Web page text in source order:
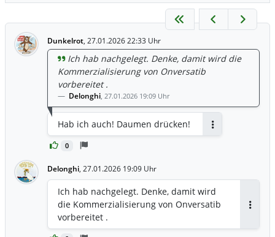
Dunkelrot, 27.01.2026 22:33 Uhr
0
Ich hab nachgelegt. Denke, damit wird die
Kommerzialisierung von Onversatib
vorbereitet .
Delonghi, 27.01.2026 19:09 Uhr
Hab ich auch! Daumen drücken!
Delonghi, 27.01.2026 19:09 Uhr
Ich hab nachgelegt. Denke, damit wird
die Kommerzialisierung von Onversatib
vorbereitet .